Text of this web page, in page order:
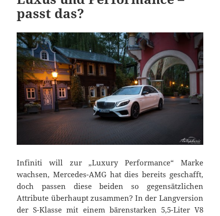
passt das?
Infiniti will zur „Luxury Performance“ Marke
wachsen, Mercedes-AMG hat dies bereits geschafft,
doch passen diese beiden so gegensätzlichen
Attribute überhaupt zusammen? In der Langversion
der S-Klasse mit einem bärenstarken 5,5-Liter V8